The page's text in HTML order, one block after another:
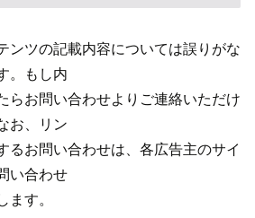
ンツの記載内容については誤りがな
。もし内
らお問い合わせよりご連絡いただけ
お、リン
るお問い合わせは、各広告主のサイ
い合わせ
ます。